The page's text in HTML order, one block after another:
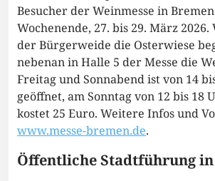
Besucher der Weinmesse in
Wochenende, 27. bis 29. März
der Bürgerweide die Osterwiese
nebenan in Halle 5 der Messe die
Freitag und Sonnabend ist von 14
geöffnet, am Sonntag von 12 bis 18
kostet 25 Euro. Weitere Infos und
www.messe-bremen.de.
Öffentliche Stadtführung